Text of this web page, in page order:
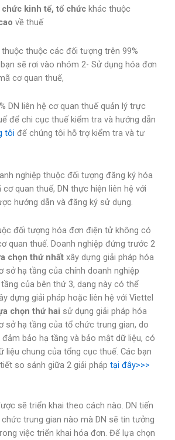
chức kinh tế, tổ chức khác thuộc
về thuế
thuộc các đối tượng trên 99%
sẽ rơi vào nhóm 2- Sử dụng hóa đơn
cơ quan thuế,
DN liên hệ cơ quan thuế quản lý trực
để chi cục thuế kiểm tra và hướng dẫn
tôi để chúng tôi hỗ trợ kiểm tra và tư
nghiệp thuộc đối tượng đăng ký hóa
quan thuế, DN thực hiện liên hệ với
hướng dẫn và đăng ký sử dụng.
đối tượng hóa đơn điện tử không có
quan thuế. Doanh nghiệp đứng trước 2
chọn thứ nhất xây dựng giải pháp hóa
sở hạ tầng của chính doanh nghiệp
của bên thứ 3, dạng này có thể
dựng giải pháp hoặc liên hệ với Viettel
chọn thứ hai sử dụng giải pháp hóa
sở hạ tầng của tổ chức trung gian, do
bảo hạ tầng và bảo mật dữ liệu, có
liệu chung của tổng cục thuế. Các bạn
so sánh giữa 2 giải pháp tại đây>>>
sẽ triển khai theo cách nào. DN tiến
trung gian nào mà DN sẽ tin tưởng
việc triển khai hóa đơn. Để lựa chọn